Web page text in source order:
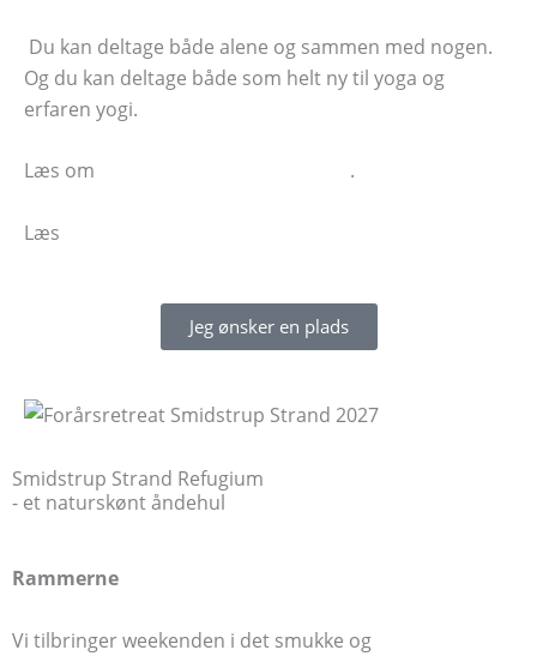
Du kan deltage både alene og sammen med nogen.
Og du kan deltage både som helt ny til yoga og
erfaren yogi.
Læs om .
Læs
Jeg ønsker en plads
Smidstrup Strand Refugium
- et naturskønt åndehul
Rammerne
Vi tilbringer weekenden i det smukke og